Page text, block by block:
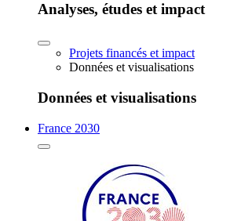
Analyses, études et impact
Projets financés et impact
Données et visualisations
Données et visualisations
France 2030